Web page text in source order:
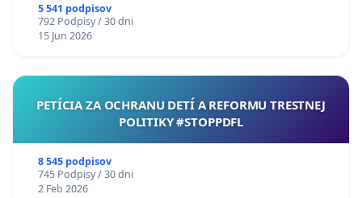
5 541 podpisov
792 Podpisy / 30 dni
15 Jun 2026
PETÍCIA ZA OCHRANU DETÍ A REFORMU TRESTNEJ
POLITIKY #STOPPDFL
8 545 podpisov
745 Podpisy / 30 dni
2 Feb 2026